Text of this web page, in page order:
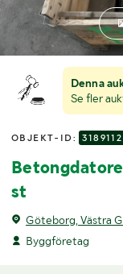
Denna
Se fler
OBJEKT-ID: 3189112
st
Göteborg, Västra
Byggföretag